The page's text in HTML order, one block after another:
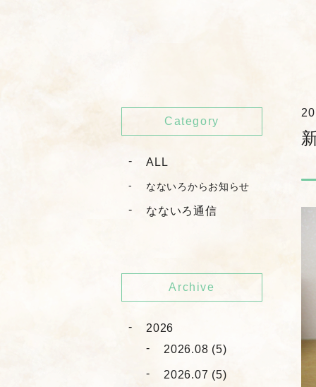
Category
ALL
なないろからお知らせ
なないろ通信
Archive
2026
2026.08 (5)
2026.07 (5)